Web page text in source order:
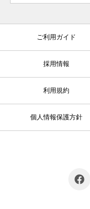
ご利用ガイド
採用情報
利用規約
個人情報保護方針